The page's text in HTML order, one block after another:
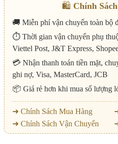
🛍️ Chính
🚚 Miễn phí vận chuyển toàn bộ
⏱️ Thời gian vận chuyển phụ
Viettel Post, J&T Express,
💳 Nhận thanh toán tiền mặt,
ghi nợ, Visa, MasterCard, JCB
📦 Giá rẻ hơn khi mua số lượng
➜ Chính Sách Mua Hàng
➜ Chính Sách Vận Chuyển